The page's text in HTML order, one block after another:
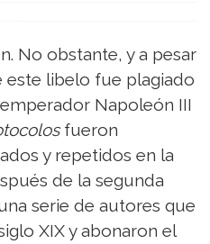
No obstante, y a pesar
este libelo fue plagiado
Napoleón III
fueron
y repetidos en la
de la segunda
serie de autores que
XIX y abonaron el